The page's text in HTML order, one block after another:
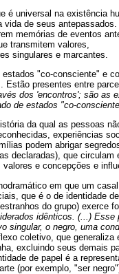
é universal na existência
de seus
memórias de eventos
transmitem valores,
singulares e marcantes.
"co-consciente" e
Estão presentes entre
dos 'encontros'; são as
de estados "co-
da qual as pessoas
experiências
podem abrigar
declaradas), que
e concepções e
em que um
que é o de identidade
do grupo) exerce
idênticos. (...)
singular, o negro, uma
coletivo, que
excluindo seus demais
de papel é a
(por exemplo, "ser